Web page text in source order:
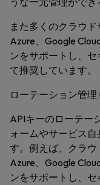
また多くのクラウド
Azure、Google
ンをサポートし、
て推奨しています。
ローテーション管理
APIキーのローテー
ォームやサービス
す。例えば、クラウ
Azure、Google
ンをサポートし、